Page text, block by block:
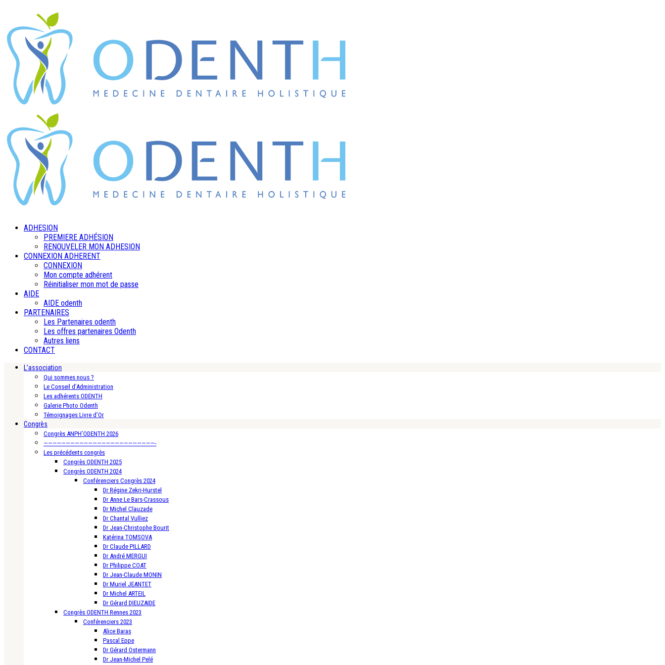
ADHESION
PREMIERE ADHÉSION
RENOUVELER MON ADHESION
CONNEXION ADHERENT
CONNEXION
Mon compte adhérent
Réinitialiser mon mot de passe
AIDE
AIDE odenth
PARTENAIRES
Les Partenaires odenth
Les offres partenaires Odenth
Autres liens
CONTACT
L’association
Qui sommes nous ?
Le Conseil d’Administration
Les adhérents ODENTH
Galerie Photo Odenth
Témoignages Livre d’Or
Congrès
Congrès ANPH’ODENTH 2026
—————————————————————————-
Les précédents congrès
Congrès ODENTH 2025
Congrès ODENTH 2024
Conférenciers Congrès 2024
Dr Régine Zekri-Hurstel
Dr Anne Le Bars-Crassous
Dr Michel Clauzade
Dr Chantal Vulliez
Dr Jean-Christophe Bourit
Katérina TOMSOVA
Dr Claude PILLARD
Dr André MERGUI
Dr Philippe COAT
Dr Jean-Claude MONIN
Dr Muriel JEANTET
Dr Michel ARTEIL
Dr Gérard DIEUZAIDE
Congrès ODENTH Rennes 2023
Conférenciers 2023
Alice Baras
Pascal Eppe
Dr Gérard Ostermann
Dr Jean-Michel Pelé